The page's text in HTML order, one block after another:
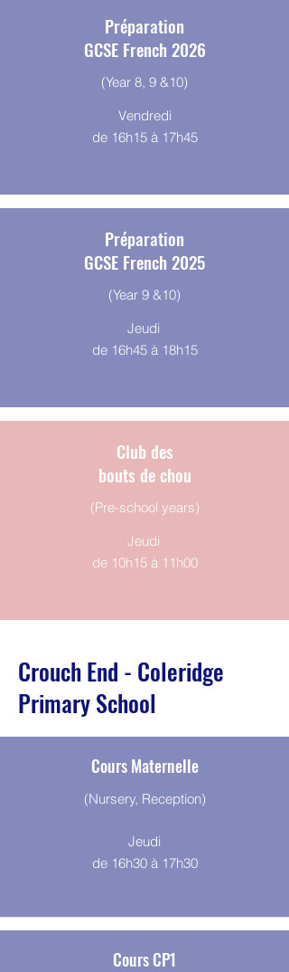
Préparation
GCSE French 2026
(Year 8, 9 &10)
Vendredi
de 16h15 à 17h45
Préparation
GCSE French 2025
(Year 9 &10)
Jeudi
de 16h45 à 18h15
Club des
bouts de chou
(Pre-school years)
Jeudi
de 10h15 à 11h00
Crouch End - Coleridge
Primary School
Cours Maternelle
(Nursery, Reception)
Jeudi
de 16h30 à 17h30
Cours CP1